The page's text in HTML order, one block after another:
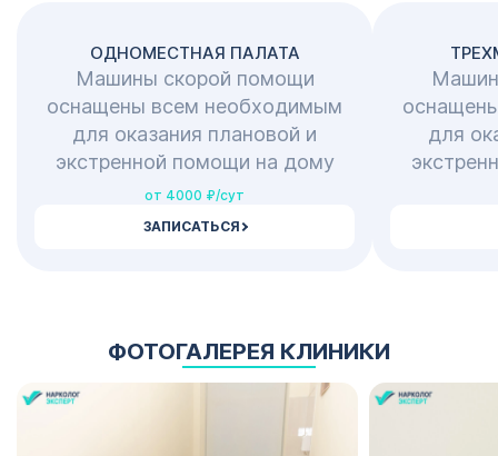
ОДНОМЕСТНАЯ ПАЛАТА
Машины скорой помощи
оснащены всем необходимым
для оказания плановой и
экстренной помощи на дому
от 4000 ₽/сут
ЗАПИСАТЬСЯ
для
ФОТОГАЛЕРЕЯ КЛИНИКИ
1